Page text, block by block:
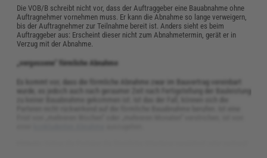
Die VOB/B schreibt nicht vor, dass der Auftraggeber eine Bauabnahme ohne
Auftragnehmer vornehmen muss. Er kann die Abnahme so lange verweigern,
bis der Auftragnehmer zur Teilnahme bereit ist. Anders sieht es beim
Auftraggeber aus: Erscheint dieser nicht zum Abnahmetermin, gerät er in
Verzug mit der Abnahme.
„vergessene" förmliche Abnahme
Es kommt vor, dass die förmliche Abnahme zwar im Bauvertrag vereinbart
wurde, es jedoch auch nach geraumer Zeit nach Fertigstellung der Bauleistung